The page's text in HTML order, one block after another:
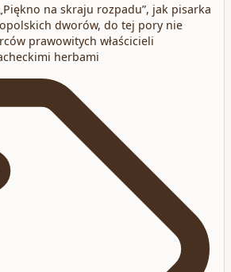
na skraju rozpadu”, jak pisarka
dworów, do tej pory nie
prawowitych właścicieli
herbami